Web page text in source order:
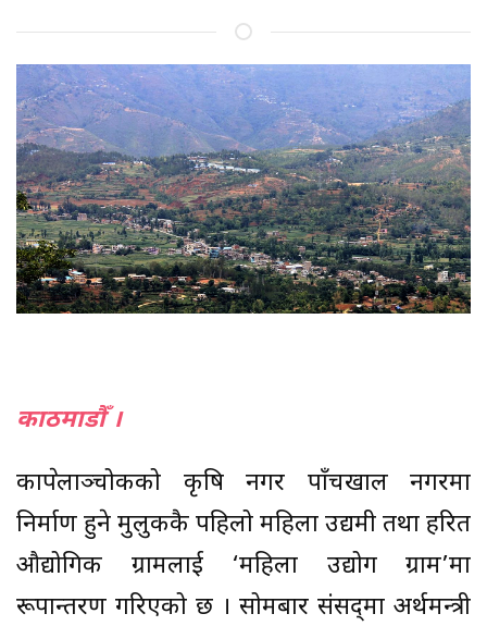
काठमाडाैँ ।
काभ्रेपलाञ्चोकको कृषि नगर पाँचखाल नगरमा
निर्माण हुने मुलुककै पहिलो महिला उद्यमी तथा हरित
औद्योगिक ग्रामलाई ‘महिला उद्योग ग्राम’मा
रूपान्तरण गरिएको छ । सोमबार संसद‌्मा अर्थमन्त्री